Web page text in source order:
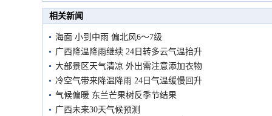
市民在堤岸见证汛况
相关新闻
海面 小到中雨 偏北风6～7级
广西降温降雨继续 24日转多云气温抬升
大部景区天气清凉 外出需注意添加衣物
冷空气带来降温降雨 24日气温缓慢回升
气候偏暖 东兰芒果树反季节结果
广西未来30天气候预测